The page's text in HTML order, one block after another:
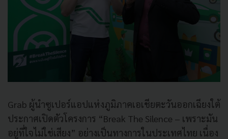
Grab ผู้นำซูเปอร์แอปแห่งภูมิภาคเอเชียตะวันออกเฉียงใต้
ประกาศเปิดตัวโครงการ “Break The Silence – เพราะมัน
อยู่ที่ใจไม่ใช่เสียง” อย่างเป็นทางการในประเทศไทย เนื่อง